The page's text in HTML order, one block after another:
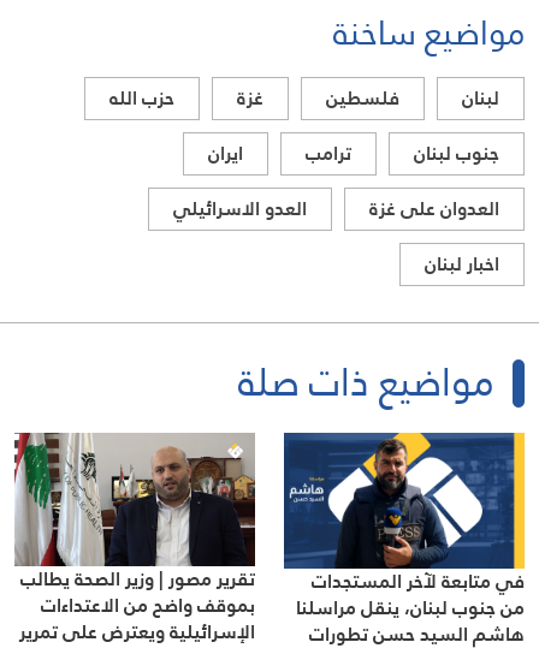
مواضيع ساخنة
لبنان فلسطين غزة
حزب الله
جنوب لبنان
ترامب
ايران
العدوان على غزة
العدو الاسرائيلي
اخبار لبنان
مواضيع ذات صلة
في متابعة لآخر المستجدات
من جنوب لبنان، ينقل مراسلنا
هاشم السيد حسن تطورات
تقرير مصور | وزير الصحة يطالب
بموقف واضح من الاعتداءات
الإسرائيلية ويعترض على تمرير